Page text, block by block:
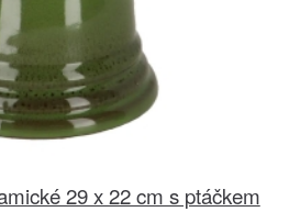
29 x 22 cm s ptáčkem